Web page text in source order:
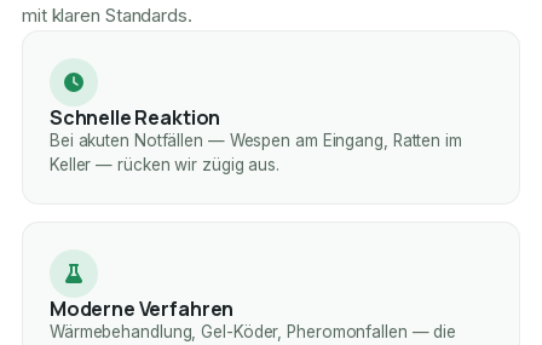
mit klaren Standards.
Schnelle Reaktion
Bei akuten Notfällen — Wespen am Eingang, Ratten im
Keller — rücken wir zügig aus.
Moderne Verfahren
Wärmebehandlung, Gel-Köder, Pheromonfallen — die